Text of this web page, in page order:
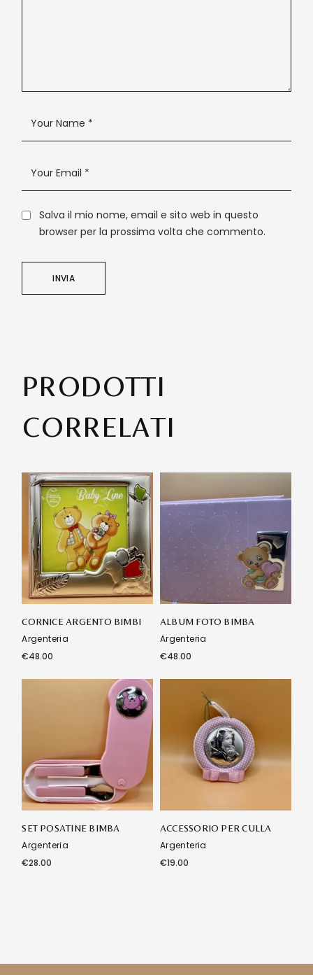
Salva il mio nome, email e sito web in questo
browser per la prossima volta che commento.
INVIA
PRODOTTI
CORRELATI
CORNICE ARGENTO BIMBI
Argenteria
€48.00
ALBUM FOTO BIMBA
Argenteria
€48.00
SET POSATINE BIMBA
Argenteria
€28.00
ACCESSORIO PER CULLA
Argenteria
€19.00